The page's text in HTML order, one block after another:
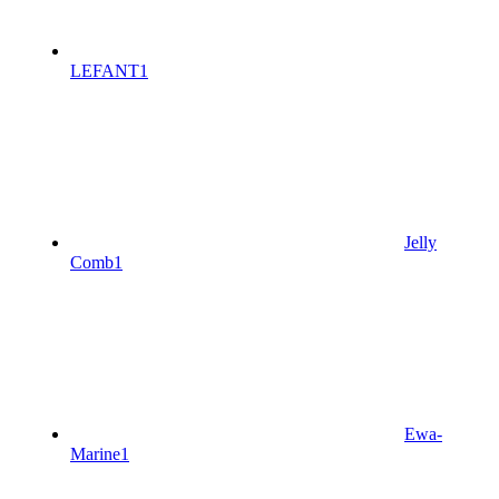
LEFANT1
Jelly
Comb1
Ewa-
Marine1